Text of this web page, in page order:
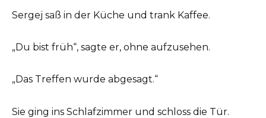
Sergej saß in der Küche und trank Kaffee.
„Du bist früh“, sagte er, ohne aufzusehen.
„Das Treffen wurde abgesagt.“
Sie ging ins Schlafzimmer und schloss die Tür.